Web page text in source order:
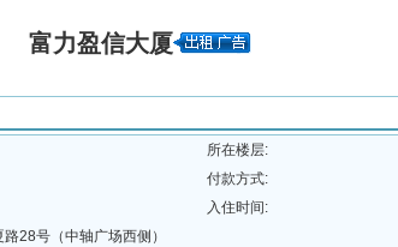
富力盈信大厦
所在楼层:
付款方式:
入住时间:
28号（中轴广场西侧）